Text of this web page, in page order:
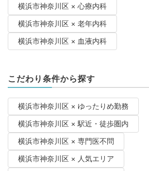
横浜市神奈川区 × 心療内科
横浜市神奈川区 × 老年内科
横浜市神奈川区 × 血液内科
こだわり条件から探す
横浜市神奈川区 × ゆったりめ勤務
横浜市神奈川区 × 駅近・徒歩圏内
横浜市神奈川区 × 専門医不問
横浜市神奈川区 × 人気エリア